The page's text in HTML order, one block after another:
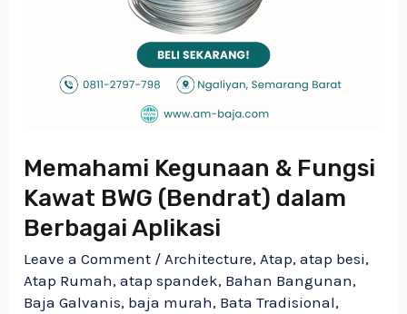
Memahami Kegunaan & Fungsi
Kawat BWG (Bendrat) dalam
Berbagai Aplikasi
Leave a Comment /Architecture,Atap,atap besi,
Atap Rumah,atap spandek, Bahan Bangunan,
Baja Galvanis, baja murah, Bata Tradisional,